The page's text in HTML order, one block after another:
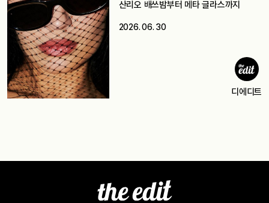
산리오 배쓰밤부터 메타 글라스까지
2026. 06. 30
디에디트